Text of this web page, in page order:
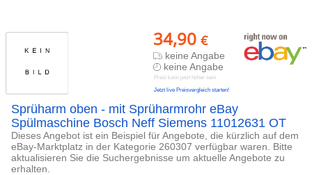
34,90 €
keine Angabe
keine Angabe
Preis kann jetzt höher sein
Jetzt live Preisvergleich starten!
Sprüharm oben - mit Sprüharmrohr eBay
Spülmaschine Bosch Neff Siemens 11012631 OT
Dieses Angebot ist ein Beispiel für Angebote, die kürzlich auf dem
eBay-Marktplatz in der Kategorie 260307 verfügbar waren. Bitte
aktualisieren Sie die Suchergebnisse um aktuelle Angebote zu
erhalten.